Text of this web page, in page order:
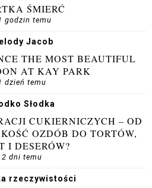
ŚMIERĆ
godzin temu
Jacob
THE MOST BEAUTIFUL
AT KAY PARK
dzień temu
Słodka
CUKIERNICZYCH – OD
OZDÓB DO TORTÓW,
I DESERÓW?
2 dni temu
rzeczywistości